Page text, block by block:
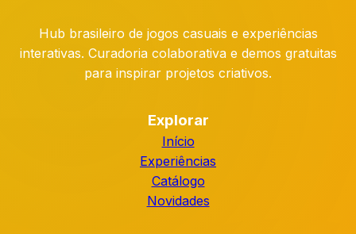
Hub brasileiro de jogos casuais e experiências
interativas. Curadoria colaborativa e demos gratuitas
para inspirar projetos criativos.
Explorar
Início
Experiências
Catálogo
Novidades